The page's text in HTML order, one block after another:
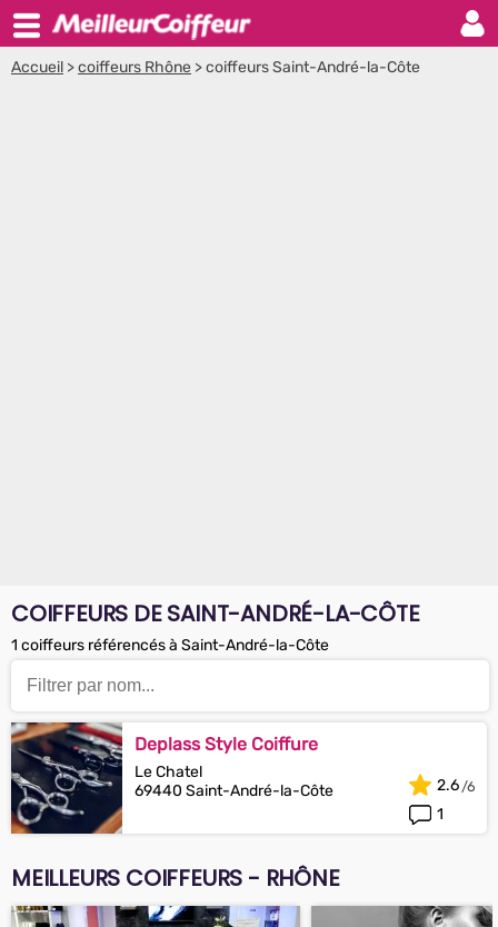
Accueil >coiffeurs Rhône >coiffeurs Saint-André-la-Côte
COIFFEURS DE SAINT-ANDRÉ-LA-CÔTE
1 coiffeurs référencés à Saint-André-la-Côte
Deplass Style Coiffure
Le Chatel
69440 Saint-André-la-Côte
1
2.6
MEILLEURS COIFFEURS - RHÔNE